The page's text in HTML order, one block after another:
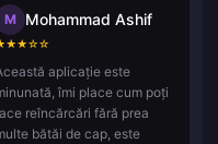
M Mohammad Ashif
★★☆☆
aplicație este
îmi place cum poți
reîncărcări fără prea
bătăi de cap, este